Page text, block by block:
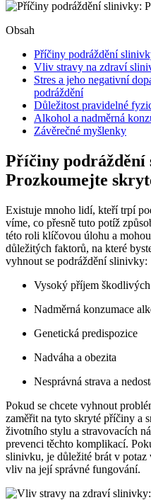
Obsah
Příčiny podráždění
Vliv stravy na ⁢zdraví​
Stres a jeho negativní
podráždění
Důležitost‌ pravidelné
Alkohol a ⁣nadměrná
Závěrečné myšlenky
Příčiny podráždění
Prozkoumejte
Existuje mnoho‍ lidí,⁣ kteří trpí
víme,⁣ co přesně tuto potíž
této roli klíčovou ⁢úlohu a
důležitých faktorů, na⁢ které
vyhnout ⁢se podráždění‍ slinivky:
Vysoký příjem
Nadměrná konzumace
Genetická ‌predispozice
Nadváha ⁣a obezita
Nesprávná strava a
Pokud se chcete vyhnout
zaměřit na tyto skryté příčiny a
životního ⁣stylu a stravovacích
prevenci těchto komplikací.
slinivku, je​ důležité brát ⁢v
vliv na její ⁤správné fungování.